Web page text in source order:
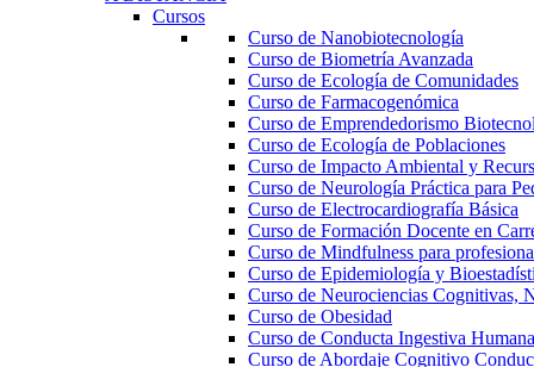
Cursos
Curso de Nanobiotecnología
Curso de Biometría Avanzada
Curso de Ecología de Comunidades
Curso de Farmacogenómica
Curso de Emprendedorismo
Curso de Ecología de Poblaciones
Curso de Impacto Ambiental y
Curso de Neurología Práctica para
Curso de Electrocardiografía Básica
Curso de Formación Docente en
Curso de Mindfulness para
Curso de Epidemiología y
Curso de Neurociencias Cognitivas,
Curso de Obesidad
Curso de Conducta Ingestiva Humana
Curso de Abordaje Cognitivo